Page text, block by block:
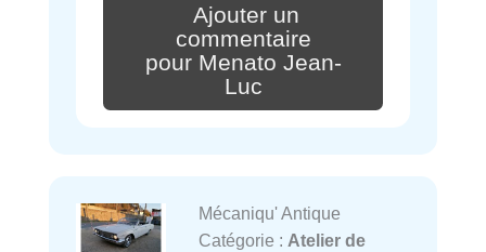
Ajouter un
commentaire
pour Menato Jean-
Luc
Mécaniqu' Antique
Catégorie : Atelier de